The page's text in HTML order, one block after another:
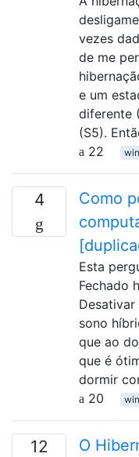
vezes
de me
e um
diferente
(S5).
22
4
Como
Esta
Fechado
sono
que ao
que é
dormir
20
12
O